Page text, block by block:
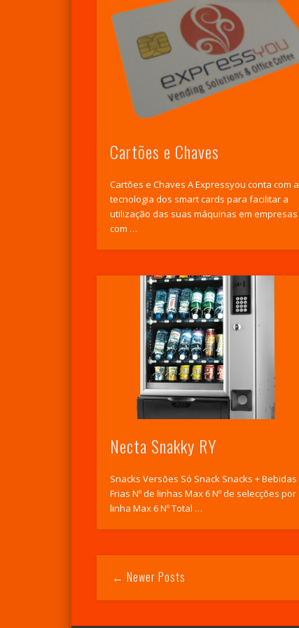
Cartões e Chaves
Cartões e Chaves A Expressyou conta com a
tecnologia dos smart cards para facilitar a
utilização das suas máquinas em empresas
com …
Necta Snakky RY
Snacks Versões Só Snack Snacks + Bebidas
Frias Nº de linhas Max 6 Nº de selecções por
linha Max 6 Nº Total …
← Newer Posts